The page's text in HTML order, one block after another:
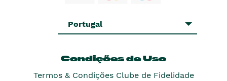
Portugal
Condições de Uso
Termos & Condições Clube de Fidelidade